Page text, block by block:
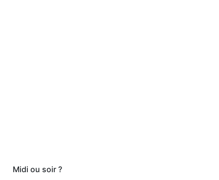
Midi ou soir ?